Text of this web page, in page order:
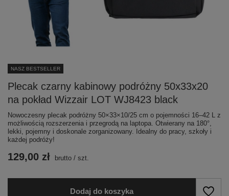
NASZ BESTSELLER
Plecak czarny kabinowy podróżny 50x33x20
na pokład Wizzair LOT WJ8423 black
Nowoczesny plecak podróżny 50×33×10/25 cm o pojemności 16–42 L z
możliwością rozszerzenia i przegrodą na laptopa. Otwierany na 180°,
lekki, pojemny i doskonale zorganizowany. Idealny do pracy, szkoły i
każdej podróży!
129,00 zł brutto / szt.
Dodaj do koszyka